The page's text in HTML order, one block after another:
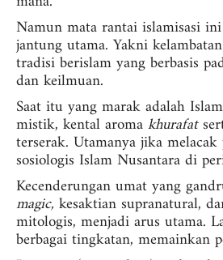
Namun mata rantai islamisasi
jantung utama. Yakni
tradisi berislam yang berbasis
dan keilmuan.
Saat itu yang marak adalah
mistik, kental aromakhurafat
terserak. Utamanya jika
sosiologis Islam Nusantara di
Kecenderungan umat yang
magic, kesaktian supranatural,
mitologis, menjadi arus utama.
berbagai tingkatan, memainkan